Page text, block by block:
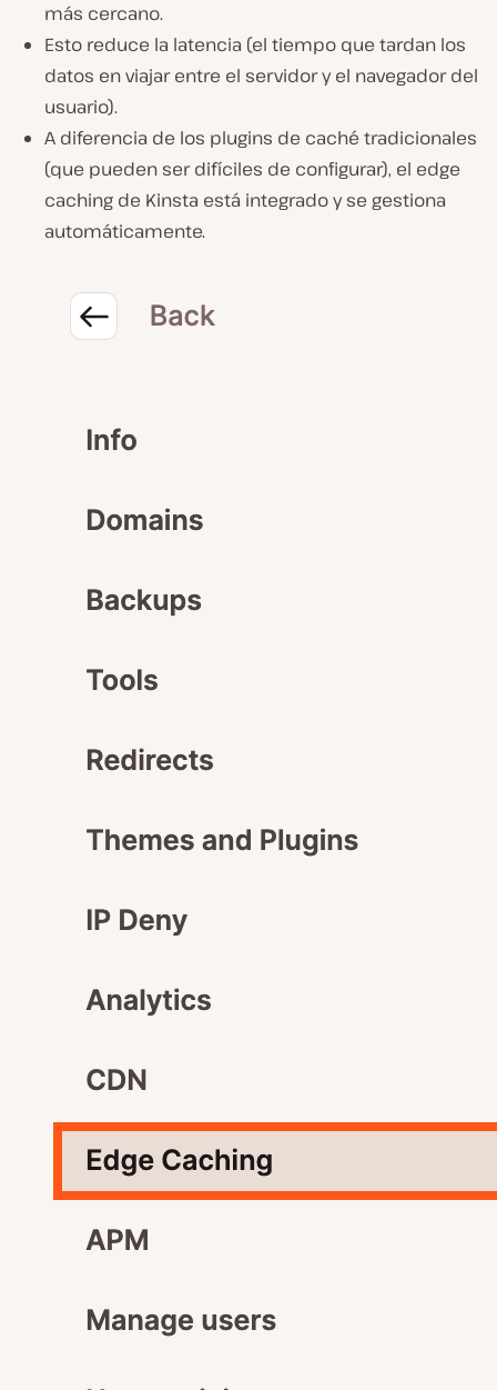
más cercano.
Esto reduce la latencia (el tiempo que tardan los
datos en viajar entre el servidor y el navegador del
usuario).
A diferencia de los plugins de caché tradicionales
(que pueden ser difíciles de configurar), el edge
caching de Kinsta está integradoy se gestiona
automáticamente.